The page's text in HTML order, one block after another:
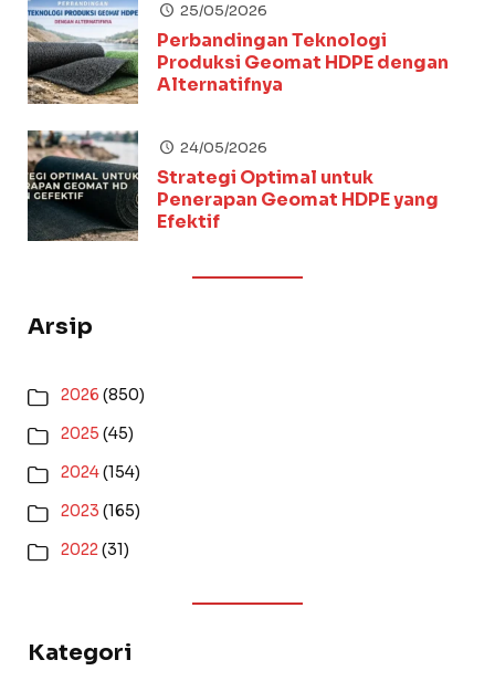
25/05/2026
Perbandingan Teknologi
Produksi Geomat HDPE dengan
Alternatifnya
24/05/2026
Strategi Optimal untuk
Penerapan Geomat HDPE yang
Efektif
Arsip
2026 (850)
2025 (45)
2024(154)
2023 (165)
2022(31)
Kategori